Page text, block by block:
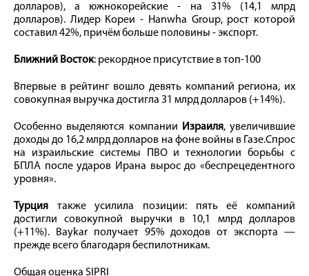
долларов), а южнокорейские - на 31% (14,1 млрд
долларов). Лидер Кореи - Hanwha Group, рост которой
составил 42%, причём больше половины - экспорт.
Ближний Восток: рекордное присутствие в топ-100
Впервые в рейтинг вошло девять компаний региона, их
совокупная выручка достигла 31 млрд долларов (+14%).
Особенно выделяются компании Израиля, увеличившие
доходы до 16,2 млрд долларов на фоне войны в Газе.Спрос
на израильские системы ПВО и технологии борьбы с
БПЛА после ударов Ирана вырос до «беспрецедентного
уровня».
Турция также усилила позиции: пять её компаний
достигли совокупной выручки в 10,1 млрд долларов
(+11%). Baykar получает 95% доходов от экспорта —
прежде всего благодаря беспилотникам.
Общая оценка SIPRI